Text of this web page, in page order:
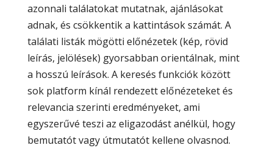
azonnali találatokat mutatnak, ajánlásokat
adnak, és csökkentik a kattintások számát. A
találati listák mögötti előnézetek (kép, rövid
leírás, jelölések) gyorsabban orientálnak, mint
a hosszú leírások. A keresés funkciók között
sok platform kínál rendezett előnézeteket és
relevancia szerinti eredményeket, ami
egyszerűvé teszi az eligazodást anélkül, hogy
bemutatót vagy útmutatót kellene olvasnod.